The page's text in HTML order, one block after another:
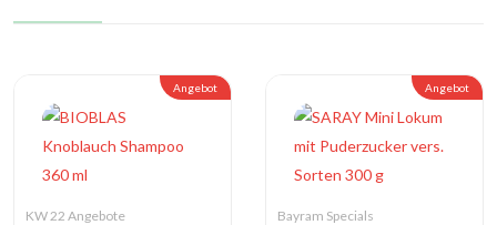
Angebot
KW 22 Angebote
Angebot
Bayram Specials